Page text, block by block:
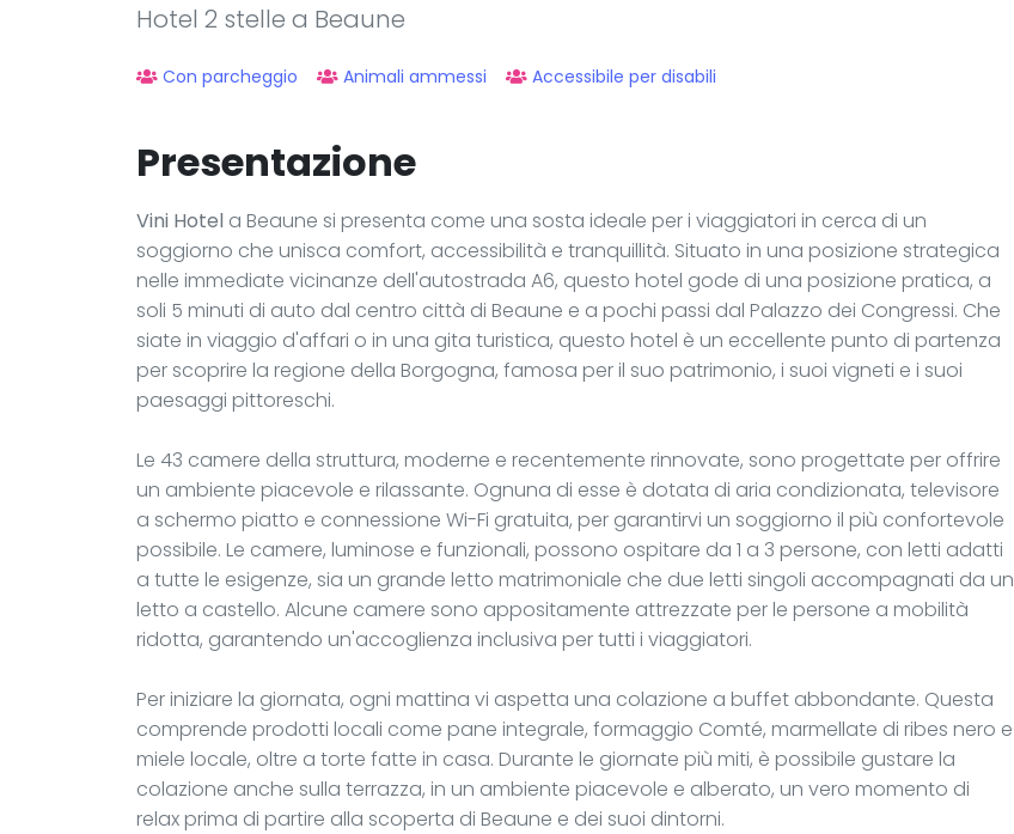
Hotel 2 stelle a Beaune
Con parcheggio Animali ammessi Accessibile per disabili
Presentazione
Vini Hotel a Beaune si presenta come una sosta ideale per i viaggiatori in cerca di un
soggiorno che unisca comfort, accessibilità e tranquillità. Situato in una posizione strategica
nelle immediate vicinanze dell'autostrada A6, questo hotel gode di una posizione pratica, a
soli 5 minuti di auto dal centro città di Beaune e a pochi passi dal Palazzo dei Congressi. Che
siate in viaggio d'affari o in una gita turistica, questo hotel è un eccellente punto di partenza
per scoprire la regione della Borgogna, famosa per il suo patrimonio, i suoi vigneti e i suoi
paesaggi pittoreschi.
Le 43 camere della struttura, moderne e recentemente rinnovate, sono progettate per offrire
un ambiente piacevole e rilassante. Ognuna di esse è dotata di aria condizionata, televisore
a schermo piatto e connessione Wi-Fi gratuita, per garantirvi un soggiorno il più confortevole
possibile. Le camere, luminose e funzionali, possono ospitare da 1 a 3 persone, con letti adatti
a tutte le esigenze, sia un grande letto matrimoniale che due letti singoli accompagnati da un
letto a castello. Alcune camere sono appositamente attrezzate per le persone a mobilità
ridotta, garantendo un'accoglienza inclusiva per tutti i viaggiatori.
Per iniziare la giornata, ogni mattina vi aspetta una colazione a buffet abbondante. Questa
comprende prodotti locali come pane integrale, formaggio Comté, marmellate di ribes nero e
miele locale, oltre a torte fatte in casa. Durante le giornate più miti, è possibile gustare la
colazione anche sulla terrazza, in un ambiente piacevole e alberato, un vero momento di
relax prima di partire alla scoperta di Beaune e dei suoi dintorni.